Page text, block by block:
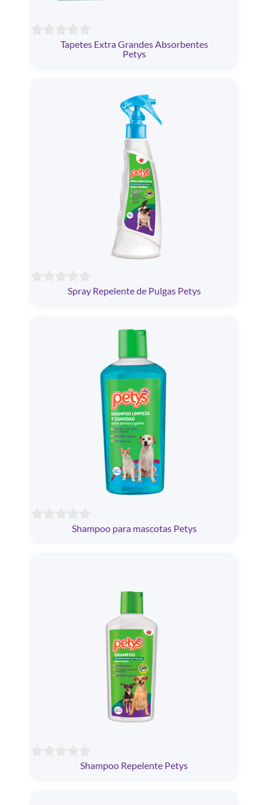
Tapetes Extra Grandes Absorbentes
Petys
Spray Repelente de Pulgas Petys
Shampoo para mascotas Petys
Shampoo Repelente Petys